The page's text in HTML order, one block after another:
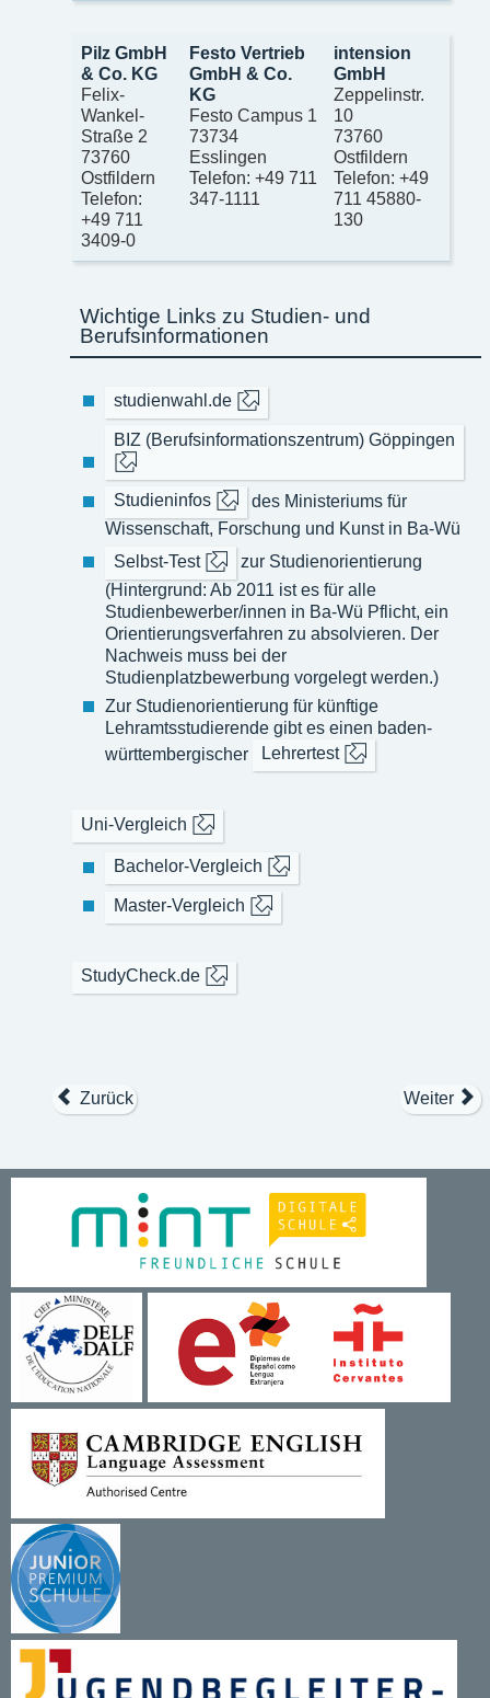
Pilz GmbH
& Co. KG
Felix-
Wankel-
Straße 2
73760
Ostfildern
Telefon:
+49 711
3409-0
Festo Vertrieb
GmbH & Co.
KG
Festo Campus 1
73734
Esslingen
Telefon: +49 711
347-1111
intension
GmbH
Zeppelinstr.
10
73760
Ostfildern
Telefon: +49
711 45880-
130
Wichtige Links zu Studien- und
Berufsinformationen
studienwahl.de
BIZ (Berufsinformationszentrum) Göppingen
Studieninfos
des Ministeriums für
Wissenschaft, Forschung und Kunst in Ba-Wü
Selbst-Test
zur Studienorientierung
(Hintergrund: Ab 2011 ist es für alle
Studienbewerber/innen in Ba-Wü Pflicht, ein
Orientierungsverfahren zu absolvieren. Der
Nachweis muss bei der
Studienplatzbewerbung vorgelegt werden.)
Zur Studienorientierung für künftige
Lehramtsstudierende gibt es einen baden-
württembergischer
Lehrertest
Uni-Vergleich
Bachelor-Vergleich
Master-Vergleich
StudyCheck.de
Zurück Weiter